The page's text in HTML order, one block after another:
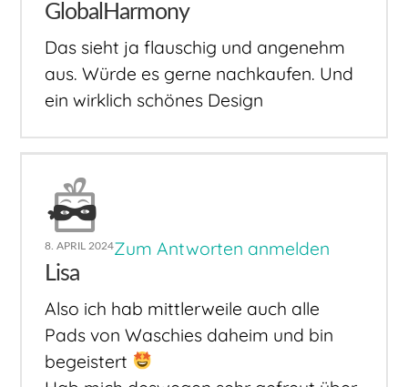
GlobalHarmony
Das sieht ja flauschig und angenehm
aus. Würde es gerne nachkaufen. Und
ein wirklich schönes Design
8. APRIL 2024Zum Antworten anmelden
Lisa
Also ich hab mittlerweile auch alle
Pads von Waschies daheim und bin
begeistert